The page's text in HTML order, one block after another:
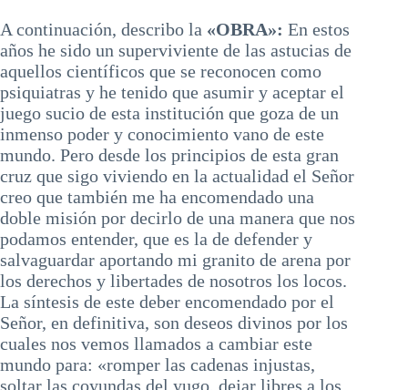
A continuación, describo la «OBRA»: En estos
años he sido un superviviente de las astucias de
aquellos científicos que se reconocen como
psiquiatras y he tenido que asumir y aceptar el
juego sucio de esta institución que goza de un
inmenso poder y conocimiento vano de este
mundo. Pero desde los principios de esta gran
cruz que sigo viviendo en la actualidad el Señor
creo que también me ha encomendado una
doble misión por decirlo de una manera que nos
podamos entender, que es la de defender y
salvaguardar aportando mi granito de arena por
los derechos y libertades de nosotros los locos.
La síntesis de este deber encomendado por el
Señor, en definitiva, son deseos divinos por los
cuales nos vemos llamados a cambiar este
mundo para: «romper las cadenas injustas,
soltar las coyundas del yugo, dejar libres a los